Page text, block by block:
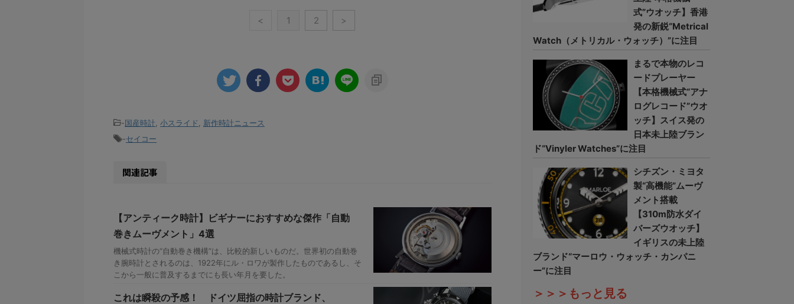
< 1 2 >
-国産時計 小スライド
新作時計ニュース
-セイコー
関連記事
【アンティーク時計】ビギナーにおすすめな傑作「自動
巻きムーヴメント」4選
機械式時計の“自動巻き機構”は、比較的新しいものだ。世界初の自動巻
き腕時計とされるのは、1922年にル・ロワが製作したものであるし、そ
こから一般に普及するまでにも長い年月を要した。
これは瞬殺の予感！ ドイツ屈指の時計ブランド、
式”ウオッチ】香港
発の新鋭“Metrical
Watch（メトリカル・ウォッチ）”に注目
まるで本物のレコ
ードプレーヤー
【本格機械式“アナ
ログレコード”ウオ
ッチ】スイス発の
日本未上陸ブラン
ド“Vinyler Watches”に注目
シチズン・ミヨタ
製“高機能”ムーヴ
メント搭載
【310m防水ダイ
バーズウオッチ】
イギリスの未上陸
ブランド“マーロウ・ウォッチ・カンパニ
ー”に注目
＞＞＞もっと見る